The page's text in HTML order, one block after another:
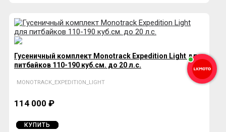
Гусеничный комплект Monotrack Expedition Light для
питбайков 110-190 куб.см. до 20 л.с.
MONOTRACK_EXPEDITION_LIGHT
114 000 ₽
КУПИТЬ